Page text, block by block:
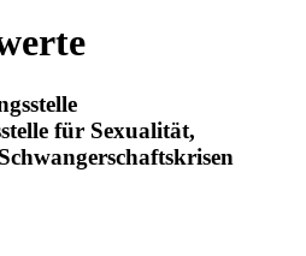
für Sexualität,